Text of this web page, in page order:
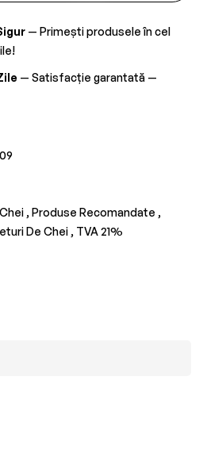
— Primești produsele în cel
— Satisfacție garantată —
Chei , Produse Recomandate ,
De Chei , TVA 21%